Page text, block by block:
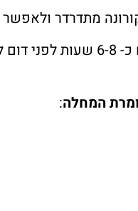
מתדרדר ולאפשר
על-ידי מעקב אחר סימנים חיוניים
המחלה: